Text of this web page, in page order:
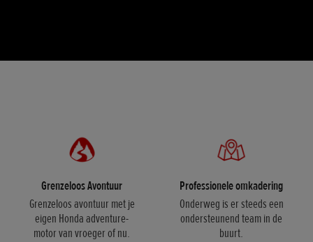
Grenzeloos Avontuur
Grenzeloos avontuur met je
eigen Honda adventure-
motor van vroeger of nu.
Professionele omkadering
Onderweg is er steeds een
ondersteunend team in de
buurt.